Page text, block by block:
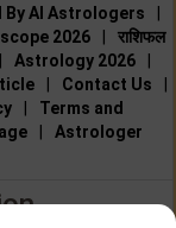
By AI Astrologers
|
2026 |
राशिफल
| Astrology 2026
|
| Contact Us
|
|
Terms and
|
Astrologer